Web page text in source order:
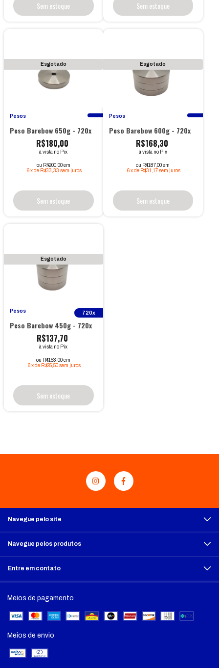
Sem estoque Sem estoque
Esgotado
Pesos
Peso Barebow 650g - 720x
R$180,00
à vista no Pix
ou R$200,00 em
6 xde R$33,33 sem juros
Sem estoque
Esgotado
Pesos
Peso Barebow 600g - 720x
R$168,30
à vista no Pix
ou R$187,00 em
6 xde R$31,17 sem juros
Sem estoque
Esgotado
Pesos 720x
Peso Barebow 450g - 720x
R$137,70
à vista no Pix
ou R$153,00 em
6 xde R$25,50 sem juros
Sem estoque
Navegue pelo site
Navegue pelos produtos
Entre em contato
Meios de pagamento
Meios de envio